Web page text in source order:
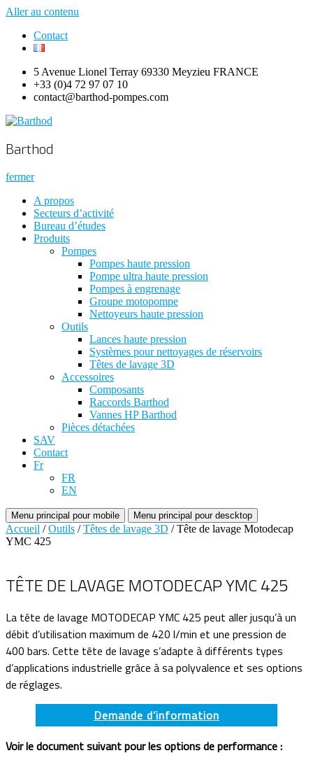
Aller au contenu
Contact
5 Avenue Lionel Terray 69330 Meyzieu FRANCE
+33 (0)4 72 97 07 10
contact@barthod-pompes.com
Barthod
High Pressure Engineering
Barthod
fermer
A propos
Secteurs d’activité
Bureau d’études
Produits
Pompes
Pompes haute pression
Pompe ultra haute pression
Pompes à engrenage
Groupe motopompe
Nettoyeurs haute pression
Outils
Lances haute pression
Systèmes pour nettoyages de réservoirs
Têtes de lavage 3D
Accessoires
Composants
Raccords Barthod
Vannes HP Barthod
Pièces détachées
SAV
Contact
Fr
FR
EN
Menu principal pour mobile Menu principal pour descktop
Accueil /Outils /Têtes de lavage 3D / Tête de lavage Motodecap
YMC 425
TÊTE DE LAVAGE MOTODECAP YMC 425
La tête de lavage MOTODECAP YMC 425 peut aller jusqu’à un
débit d’utilisation maximum de 420 l/min et une pression de
400 bars. Cette tête de lavage s’adapte à différents types
d’applications industrielle grâce à sa polyvalence et ses options
de réglages.
Demande d’information
Voir le document suivant pour les options de performance :